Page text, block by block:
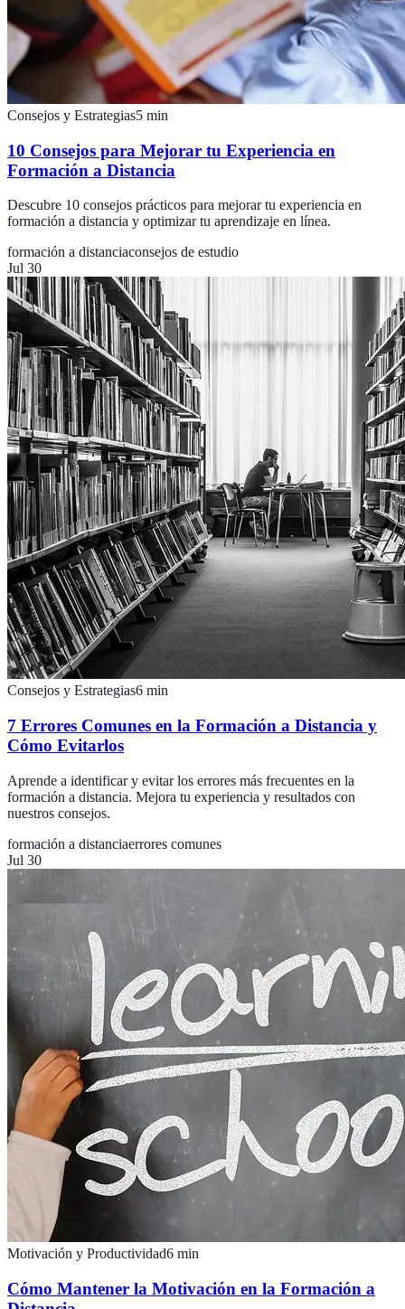
Consejos y Estrategias5 min
10 Consejos para Mejorar tu Experiencia en
Formación a Distancia
Descubre 10 consejos prácticos para mejorar tu experiencia en
formación a distancia y optimizar tu aprendizaje en línea.
formación a distanciaconsejos de estudio
Jul 30
Consejos y Estrategias6 min
7 Errores Comunes en la Formación a Distancia y
Cómo Evitarlos
Aprende a identificar y evitar los errores más frecuentes en la
formación a distancia. Mejora tu experiencia y resultados con
nuestros consejos.
formación a distanciaerrores comunes
Jul 30
Motivación y Productividad6 min
Cómo Mantener la Motivación en la Formación a